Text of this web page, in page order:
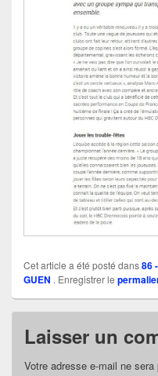
Cet article a été posté dans86
GUEN . Enregistrer le
Laisser un
Votre adresse e-mail ne sera